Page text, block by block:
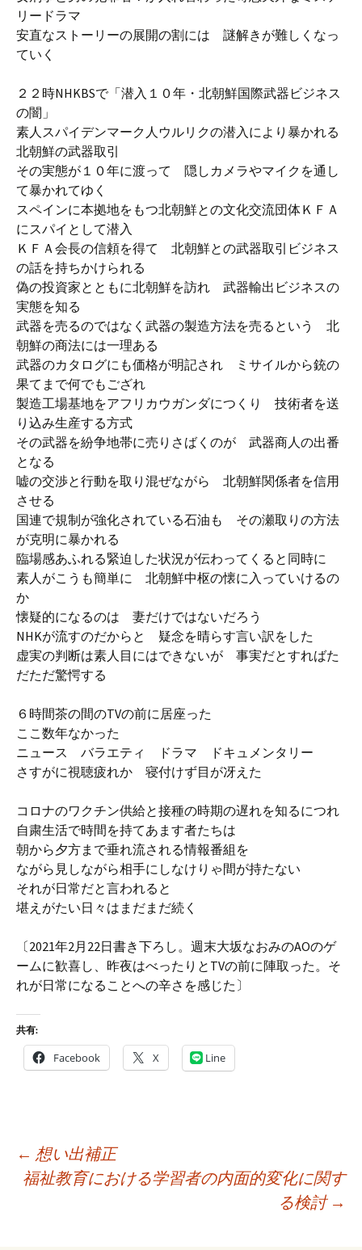
リードラマ
安直なストーリーの展開の割には 謎解きが難しくなっ
ていく
２２時NHKBSで「潜入１０年・北朝鮮国際武器ビジネス
の闇」
素人スパイデンマーク人ウルリクの潜入により暴かれる
北朝鮮の武器取引
その実態が１０年に渡って 隠しカメラやマイクを通し
て暴かれてゆく
スペインに本拠地をもつ北朝鮮との文化交流団体ＫＦＡ
にスパイとして潜入
ＫＦＡ会長の信頼を得て 北朝鮮との武器取引ビジネス
の話を持ちかけられる
偽の投資家とともに北朝鮮を訪れ 武器輸出ビジネスの
実態を知る
武器を売るのではなく武器の製造方法を売るという 北
朝鮮の商法には一理ある
武器のカタログにも価格が明記され ミサイルから銃の
果てまで何でもござれ
製造工場基地をアフリカウガンダにつくり 技術者を送
り込み生産する方式
その武器を紛争地帯に売りさばくのが 武器商人の出番
となる
嘘の交渉と行動を取り混ぜながら 北朝鮮関係者を信用
させる
国連で規制が強化されている石油も その瀬取りの方法
が克明に暴かれる
臨場感あふれる緊迫した状況が伝わってくると同時に
素人がこうも簡単に 北朝鮮中枢の懐に入っていけるの
か
懐疑的になるのは 妻だけではないだろう
NHKが流すのだからと 疑念を晴らす言い訳をした
虚実の判断は素人目にはできないが 事実だとすればた
だただ驚愕する
６時間茶の間のTVの前に居座った
ここ数年なかった
ニュース バラエティ ドラマ ドキュメンタリー
さすがに視聴疲れか 寝付けず目が冴えた
コロナのワクチン供給と接種の時期の遅れを知るにつれ
自粛生活で時間を持てあます者たちは
朝から夕方まで垂れ流される情報番組を
ながら見しながら相手にしなけりゃ間が持たない
それが日常だと言われると
堪えがたい日々はまだまだ続く
〔2021年2月22日書き下ろし。週末大坂なおみのAOのゲ
ームに歓喜し、昨夜はべったりとTVの前に陣取った。そ
れが日常になることへの辛さを感じた〕
共有:
Facebook X Line
← 想い出補正
福祉教育における学習者の内面的変化に関す
る検討 →